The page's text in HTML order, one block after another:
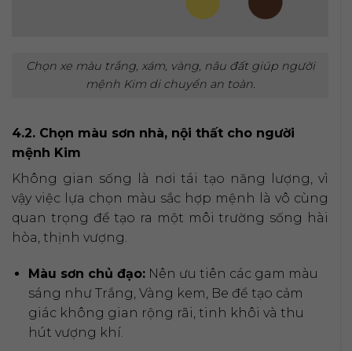
Chọn xe màu trắng, xám, vàng, nâu đất giúp người
mệnh Kim di chuyển an toàn.
4.2. Chọn màu sơn nhà, nội thất cho người
mệnh Kim
Không gian sống là nơi tái tạo năng lượng, vì
vậy việc lựa chọn màu sắc hợp mệnh là vô cùng
quan trọng để tạo ra một môi trường sống hài
hòa, thịnh vượng.
Màu sơn chủ đạo:Nên ưu tiên các gam màu
sáng như Trắng, Vàng kem, Be để tạo cảm
giác không gian rộng rãi, tinh khôi và thu
hút vượng khí.